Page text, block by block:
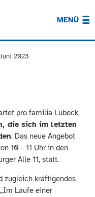
MENÜ
2023
pro familia Lübeck
die sich im letzten
. Das neue Angebot
10 - 11 Uhr in den
Alle 11, statt.
zugleich kräftigendes
Laufe einer